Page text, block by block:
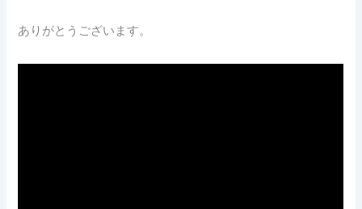
ありがとうございます。